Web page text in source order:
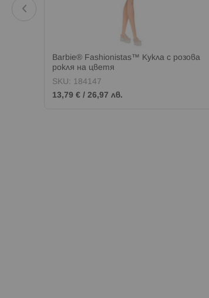
Barbie® Fashionistas™ Кукла с розова
рокля на цветя
SKU: 184147
13,79 € / 26,97 лв.